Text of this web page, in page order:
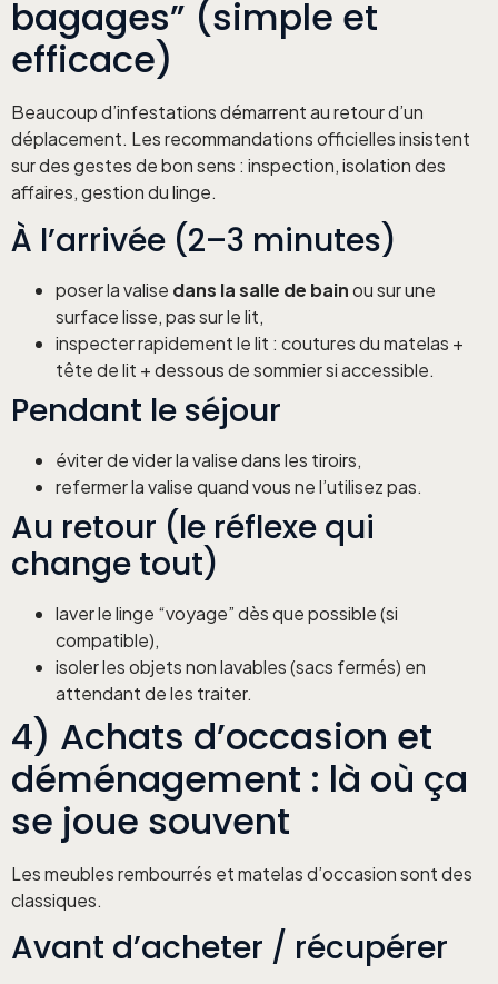
bagages” (simple et
efficace)
Beaucoup d’infestations démarrent au retour d’un
déplacement. Les recommandations officielles insistent
sur des gestes de bon sens : inspection, isolation des
affaires, gestion du linge.
À l’arrivée (2–3 minutes)
poser la valise dans la salle de bainou sur une
surface lisse, pas sur le lit,
inspecter rapidement le lit : coutures du matelas +
tête de lit + dessous de sommier si accessible.
Pendant le séjour
éviter de vider la valise dans les tiroirs,
refermer la valise quand vous ne l’utilisez pas.
Au retour (le réflexe qui
change tout)
laver le linge “voyage” dès que possible (si
compatible),
isoler les objets non lavables (sacs fermés) en
attendant de les traiter.
4) Achats d’occasion et
déménagement : là où ça
se joue souvent
Les meubles rembourrés et matelas d’occasion sont des
classiques.
Avant d’acheter / récupérer